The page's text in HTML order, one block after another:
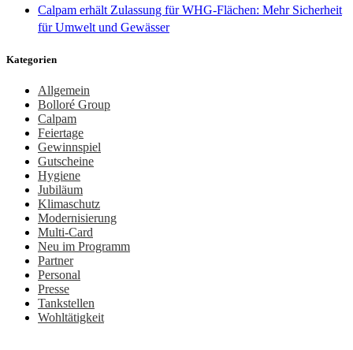
Calpam erhält Zulassung für WHG-Flächen: Mehr Sicherheit
für Umwelt und Gewässer
Kategorien
Allgemein
Bolloré Group
Calpam
Feiertage
Gewinnspiel
Gutscheine
Hygiene
Jubiläum
Klimaschutz
Modernisierung
Multi-Card
Neu im Programm
Partner
Personal
Presse
Tankstellen
Wohltätigkeit